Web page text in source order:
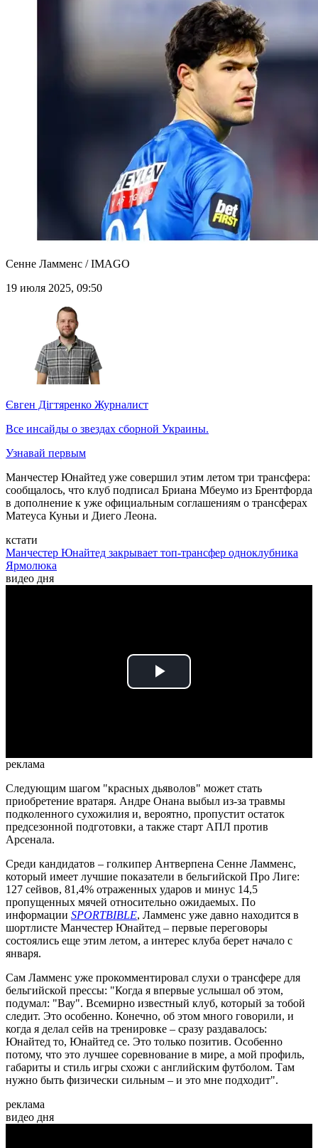
Сенне Ламменс / IMAGO
19 июля 2025, 09:50
Євген Дігтяренко Журналист
Все инсайды о звездах сборной Украины.
Узнавай первым
Манчестер Юнайтед уже совершил этим летом три трансфера:
сообщалось, что клуб подписал Бриана Мбеумо из Брентфорда
в дополнение к уже официальным соглашениям о трансферах
Матеуса Куньи и Диего Леона.
кстати
Манчестер Юнайтед закрывает топ-трансфер одноклубника
Ярмолюка
видео дня
Play
реклама
Следующим шагом "красных дьяволов" может стать
приобретение вратаря. Андре Онана выбыл из-за травмы
подколенного сухожилия и, вероятно, пропустит остаток
предсезонной подготовки, а также старт АПЛ против
Арсенала.
Среди кандидатов – голкипер Антверпена Сенне Ламменс,
который имеет лучшие показатели в бельгийской Про Лиге:
127 сейвов, 81,4% отраженных ударов и минус 14,5
пропущенных мячей относительно ожидаемых. По
информации SPORTBIBLE, Ламменс уже давно находится в
шортлисте Манчестер Юнайтед – первые переговоры
состоялись еще этим летом, а интерес клуба берет начало с
января.
Сам Ламменс уже прокомментировал слухи о трансфере для
бельгийской прессы: "Когда я впервые услышал об этом,
подумал: "Вау". Всемирно известный клуб, который за тобой
следит. Это особенно. Конечно, об этом много говорили, и
когда я делал сейв на тренировке – сразу раздавалось:
Юнайтед то, Юнайтед се. Это только позитив. Особенно
потому, что это лучшее соревнование в мире, а мой профиль,
габариты и стиль игры схожи с английским футболом. Там
нужно быть физически сильным – и это мне подходит".
реклама
видео дня